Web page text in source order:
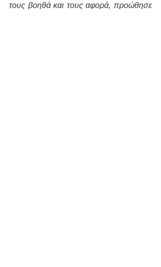
τους βοηθά και τους αφορά, προώθησε